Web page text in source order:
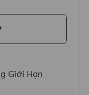
Giới Hạn